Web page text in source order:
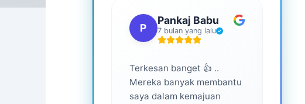
P
Pankaj Babu
7 bulan yang lalu
Terkesan banget 👍 ..
Mereka banyak membantu
saya dalam kemajuan